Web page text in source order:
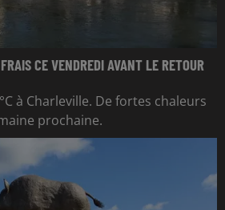
CE VENDREDI AVANT LE RETOUR
à Charleville. De fortes chaleurs
prochaine.